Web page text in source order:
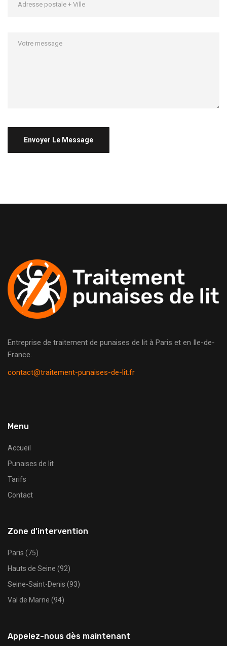
Entreprise de traitement de punaises de lit à Paris et en Ile-de-
France.
contact@traitement-punaises-de-lit.fr
Menu
Accueil
Punaises de lit
Tarifs
Contact
Zone d’intervention
Paris (75)
Hauts de Seine (92)
Seine-Saint-Denis (93)
Val de Marne (94)
Appelez-nous dès maintenant